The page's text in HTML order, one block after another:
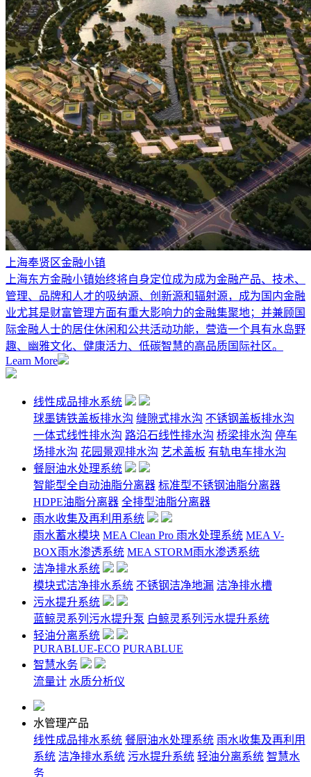
上海奉贤区金融小镇
上海东方金融小镇始终将自身定位成为成为金融产品、技术、
管理、品牌和人才的吸纳源、创新源和辐射源，成为国内金融
业尤其是财富管理方面有重大影响力的金融集聚地；并兼顾国
际金融人士的居住休闲和公共活动功能，营造一个具有水岛野
趣、幽雅文化、健康活力、低碳智慧的高品质国际社区。
Learn More
线性成品排水系统
球墨铸铁盖板排水沟 缝隙式排水沟 不锈钢盖板排水沟
一体式线性排水沟 路沿石线性排水沟 桥梁排水沟 停车
场排水沟 花园景观排水沟 艺术盖板 有轨电车排水沟
餐厨油水处理系统
智能型全自动油脂分离器 标准型不锈钢油脂分离器
HDPE油脂分离器 全排型油脂分离器
雨水收集及再利用系统
雨水蓄水模块 MEA Clean Pro 雨水处理系统 MEA V-
BOX雨水渗透系统 MEA STORM雨水渗透系统
洁净排水系统
模块式洁净排水系统 不锈钢洁净地漏 洁净排水槽
污水提升系统
蓝鲸灵系列污水提升泵 白鲸灵系列污水提升系统
轻油分离系统
PURABLUE-ECO PURABLUE
智慧水务
流量计 水质分析仪
水管理产品
线性成品排水系统 餐厨油水处理系统 雨水收集及再利用
系统 洁净排水系统 污水提升系统 轻油分离系统 智慧水
务